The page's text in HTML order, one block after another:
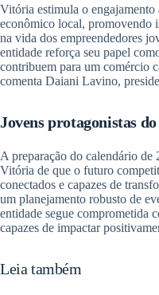
Vitória estimula o engajamento
econômico local, promovendo
na vida dos empreendedores
entidade reforça seu papel
contribuem para um comércio
comenta Daiani Lavino,
Jovens protagonistas
A preparação do calendário
Vitória de que o futuro
conectados e capazes de
um planejamento robusto de
entidade segue comprometida
capazes de impactar
Leia também